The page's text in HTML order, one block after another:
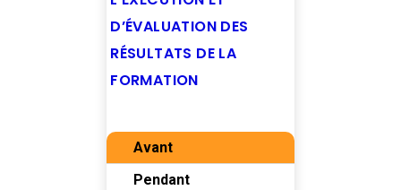
D’ÉVALUATION DES
RÉSULTATS DE LA
FORMATION
Avant
Pendant